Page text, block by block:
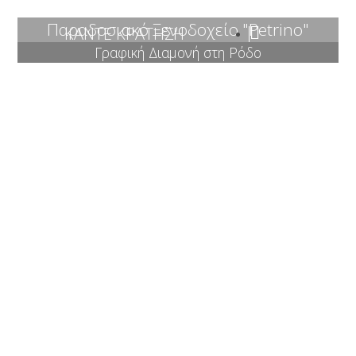
ΚΑΝΤΕ ΚΡΑΤΗΣΗ
Παραδοσιακό Ξενοδοχείο "Petrino"
Γραφική Διαμονή στη Ρόδο